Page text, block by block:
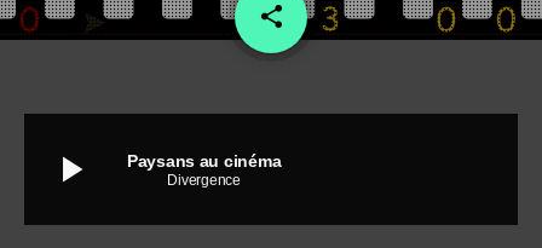
share
email
play_arrow Paysans au cinéma
Divergence